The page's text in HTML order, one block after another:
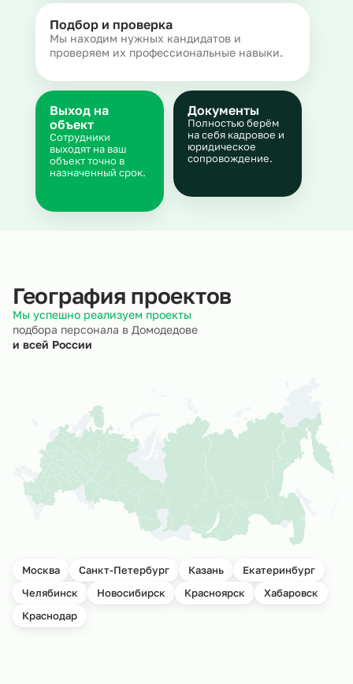
Подбор и проверка
Мы находим нужных кандидатов и
проверяем их профессиональные навыки.
Документы
Полностью берём
на себя кадровое и
юридическое
сопровождение.
Выход на
объект
Сотрудники
выходят на ваш
объект точно в
назначенный срок.
География проектов
Мы успешно реализуем проекты
подбора персонала в Домодедове
и всей России
Москва Санкт-Петербург Казань
Екатеринбург
Челябинск
Новосибирск Красноярск
Хабаровск
Краснодар